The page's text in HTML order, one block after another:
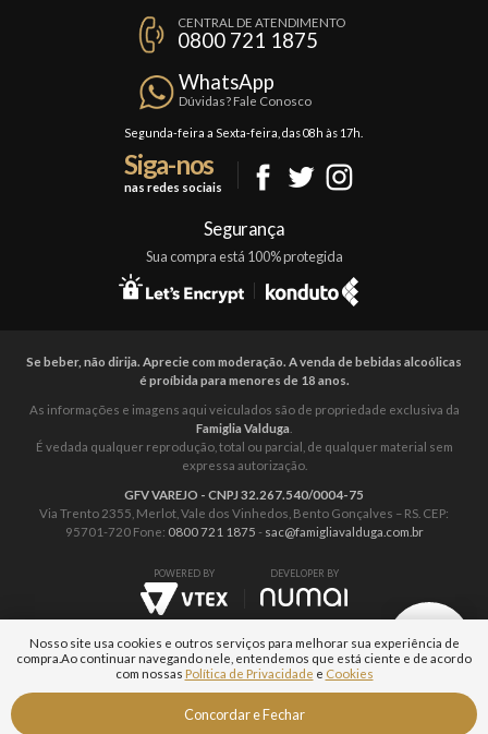
Política de Privacidade
Trocas e Devoluções
Formas de Pagamento
CENTRAL DE ATENDIMENTO
0800 721 1875
WhatsApp
Dúvidas? Fale Conosco
Segunda-feira a Sexta-feira, das 08h às 17h.
Siga-nos
nas redes sociais
Segurança
Sua compra está 100% protegida
Se beber, não dirija. Aprecie com moderação. A venda de bebidas alcoólicas
é proíbida para menores de 18 anos.
As informações e imagens aqui veiculados são de propriedade exclusiva da
Famiglia Valduga
É vedada qualquer reprodução, total ou parcial, de qualquer material sem
expressa autorização.
GFV VAREJO - CNPJ 32.267.540/0004-75
Via Trento 2355, Merlot, Vale dos Vinhedos, Bento Gonçalves – RS. CEP:
95701-720 Fone: 0800 721 1875 - sac@famigliavalduga.com.br
POWERED BY DEVELOPER BY
Nosso site usa cookies e outros serviços para melhorar sua experiência de
compra. Ao continuar navegando nele, entendemos que está ciente e de acordo
com nossas Política de Privacidade e Cookies
Concordar e Fechar